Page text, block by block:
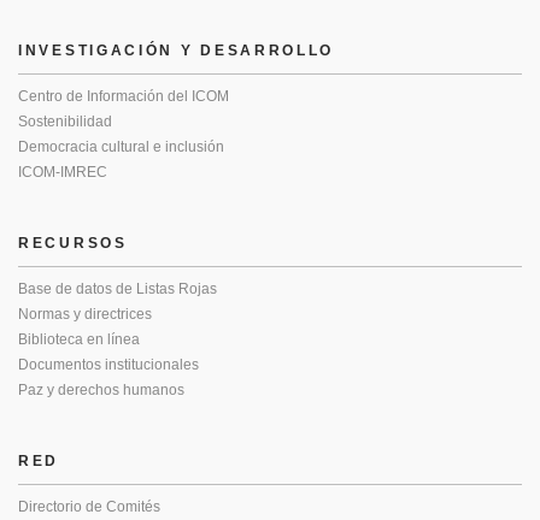
INVESTIGACIÓN Y DESARROLLO
Centro de Información del ICOM
Sostenibilidad
Democracia cultural e inclusión
ICOM-IMREC
RECURSOS
Base de datos de Listas Rojas
Normas y directrices
Biblioteca en línea
Documentos institucionales
Paz y derechos humanos
RED
Directorio de Comités